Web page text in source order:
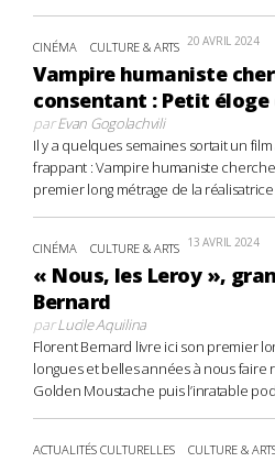
CINÉMA CULTURE & ARTS 20 AVRIL 2024
Vampire humaniste
consentant : Petit
parEvan Gogolachvili
Il y a quelques semaines sortait un
frappant : Vampire humaniste
premier long métrage de la
CINÉMA CULTURE & ARTS 13 AVRIL 2024
« Nous, les Leroy »,
Bernard
parLucile Aquilina
Florent Bernard livre ici son premier
longues et belles années à nous faire
Golden Moustache puis l’inratable
ACTUALITÉS CULTURELLES CULTURE &